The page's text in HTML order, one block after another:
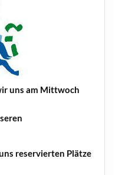
uns am Mittwoch
reservierten Plätze